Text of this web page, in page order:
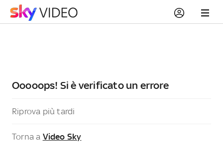
Ooooops! Si è verificato un errore
Riprova più tardi
Torna a Video Sky